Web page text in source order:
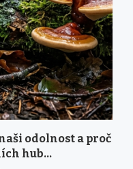
odolnost a proč
hub...